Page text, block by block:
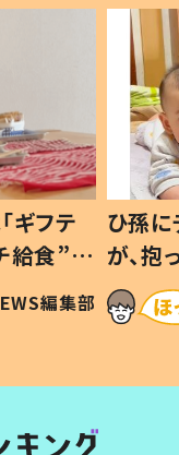
ギフテ
給食”を
和の親
編集部
ひ孫
が、
「涙が
い」